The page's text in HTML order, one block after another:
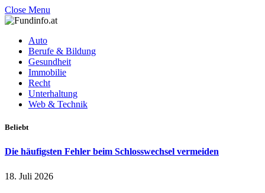
Close Menu
Auto
Berufe & Bildung
Gesundheit
Immobilie
Recht
Unterhaltung
Web & Technik
Beliebt
Die häufigsten Fehler beim Schlosswechsel vermeiden
18. Juli 2026